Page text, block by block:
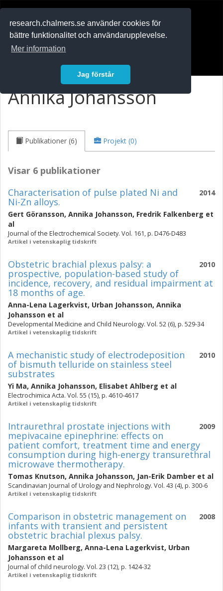
research.chalmers.se använder cookies för
bättre funktionalitet och användarupplevelse.
Mer information
Jag förstår
Annika Johansson
Publikationer (6) Projekt (0)
Visar 6 publikationer
2014
Characterisation of pulse plated Ni and
Ni-Zn alloys.
Gert Göransson, Annika Johansson, Fredrik Falkenberg et
al
Journal of the Electrochemical Society. Vol. 161, p. D476-D483
Artikel i vetenskaplig tidskrift
2010
Obstetric brachial plexus palsy: a
prospective, population-based study of
incidence, recovery, and residual impairment at
18 months of age.
Anna-Lena Lagerkvist, Urban Johansson, Annika
Johansson et al
Developmental Medicine and Child Neurology. Vol. 52 (6), p. 529-34
Artikel i vetenskaplig tidskrift
2010
A mechanistic study of electrodeposition
of bismuth telluride on stainless steel
substrates
Yi Ma, Annika Johansson, Elisabet Ahlberg et al
Electrochimica Acta. Vol. 55 (15), p. 4610-4617
Artikel i vetenskaplig tidskrift
2009
Intraurethral prostate injections with
mepivacaine epinephrine: effects on
patient comfort, treatment time and energy
consumption during high-energy transurethral
microwave thermotherapy.
Tomas Knutson, Annika Johansson, Jan-Erik Damber et al
Scandinavian Journal of Urology and Nephrology. Vol. 43 (4), p. 300-6
Artikel i vetenskaplig tidskrift
2008
Comparison in obstetric management on
infants with transient and persistent
obstetric brachial plexus palsy.
Margareta Mollberg, Anna-Lena Lagerkvist, Urban
Johansson et al
Journal of child neurology. Vol. 23 (12), p. 1424-32
Artikel i vetenskaplig tidskrift